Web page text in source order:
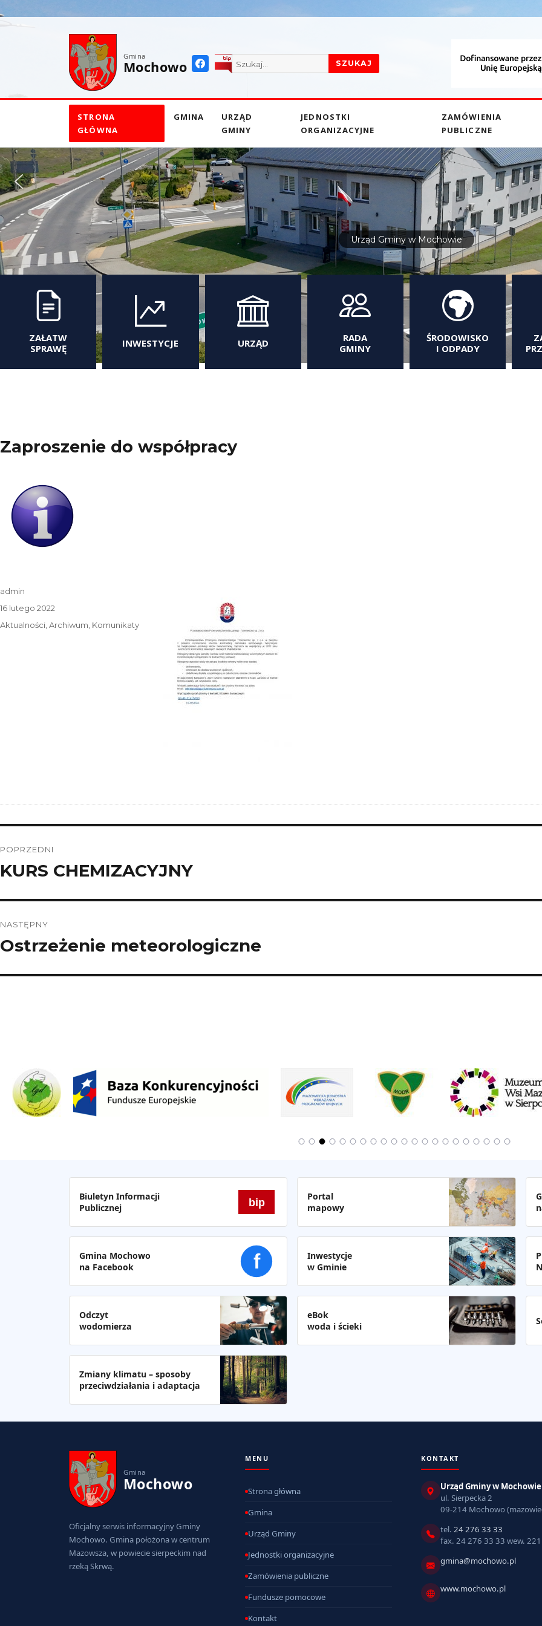
treści
Urząd Gminy w Mochowie
Gmina
Mochowo SZUKAJ
STRONA
GŁÓWNA
GMINA
URZĄD
GMINY
JEDNOSTKI
ORGANIZACYJNE
ZAMÓWIENIA
PUBLICZNE
ZAŁATW
SPRAWĘ
INWESTYCJE URZĄD
RADA
GMINY
ŚRODOWISKO
I ODPADY
Zaproszenie do współpracy
Autor
admin
Data
publikacji
16 lutego 2022
Kategorie
Aktualności,Archiwum, Komunikaty
wpisu
POPRZEDNI
Poprzedni
KURS CHEMIZACYJNY
NASTĘPNY
Następny
Ostrzeżenie meteorologiczne
Biuletyn Informacji
Publicznej
bip
Portal
mapowy
Gmina Mochowo
na Facebook
f
Inwestycje
w Gminie
Odczyt
wodomierza
eBok
woda i ścieki
Zmiany klimatu – sposoby
przeciwdziałania i adaptacja
Gmina
Mochowo
Oficjalny serwis informacyjny Gminy
Mochowo. Gmina położona w centrum
Mazowsza, w powiecie sierpeckim nad
rzeką Skrwą.
MENU
Strona główna
Gmina
Urząd Gminy
Jednostki organizacyjne
Zamówienia publiczne
Fundusze pomocowe
Kontakt
KONTAKT
Urząd Gminy w Mochowie
ul. Sierpecka 2
09-214 Mochowo
tel. 24 276 33 33
fax. 24 276 33 33 wew. 221
gmina@mochowo.pl
www.mochowo.pl